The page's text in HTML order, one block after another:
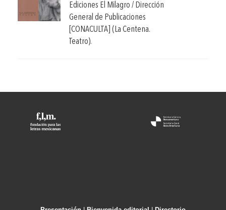
Ediciones El Milagro / Dirección
General de Publicaciones
[CONACULTA] (La Centena.
Teatro).